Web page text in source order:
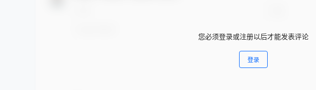
您必须登录或注册以后才能发表评论
登录